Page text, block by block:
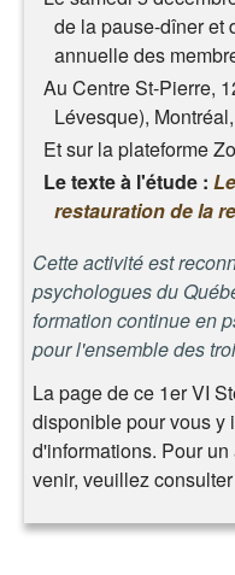
de la pause-dîner et
annuelle des
Au Centre St-Pierre,
Lévesque),
Et sur la plateforme
Le texte à l'étude :
restauration de la
Cette activité est
psychologues du
formation continue en
pour l'ensemble des
La page de ce 1er VI
disponible pour vous y
d'informations. Pour
venir, veuillez